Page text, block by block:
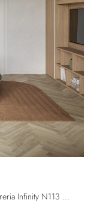
Finiture di pregio e forme decise: scopri la libreria Infinity N113 di Colombini Casa tra le più originali Librerie moderne a muro.